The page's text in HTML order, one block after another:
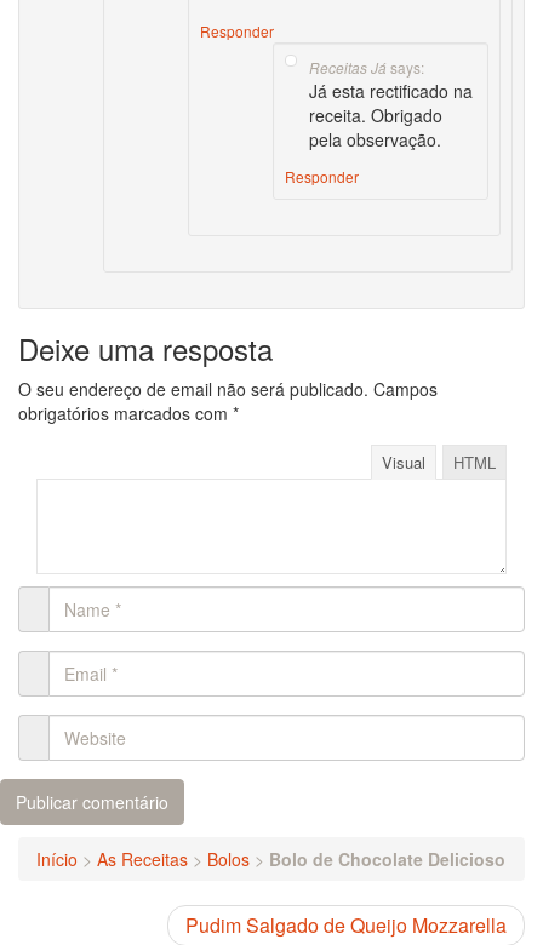
Responder
Receitas Já says:
Já esta rectificado na
receita. Obrigado
pela observação.
Responder
Deixe uma resposta
O seu endereço de email não será publicado. Campos
obrigatórios marcados com *
Visual HTML
Início > As Receitas > Bolos > Bolo de Chocolate Delicioso
Pudim Salgado de Queijo Mozzarella